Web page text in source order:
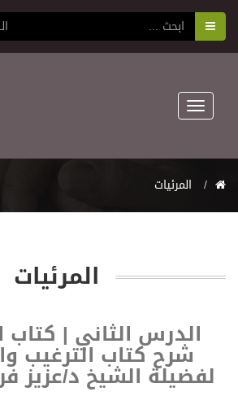
Toggle
navigation
المرئيات
المرئيات
الدرس الثاني |
شرح كتاب الترغيب
لفضيلة الشيخ د/عزيز